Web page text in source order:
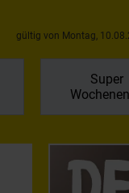
gültig von Montag,
Super